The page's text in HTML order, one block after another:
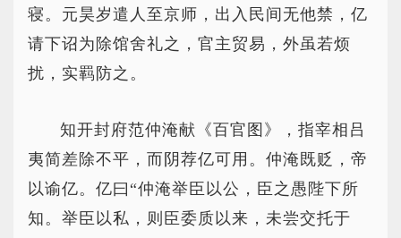
寝。元昊岁遣人至京师，出入民间无他禁，亿
请下诏为除馆舍礼之，官主贸易，外虽若烦
扰，实羁防之。
知开封府范仲淹献《百官图》，指宰相吕
夷简差除不平，而阴荐亿可用。仲淹既贬，帝
以谕亿。亿曰“仲淹举臣以公，臣之愚陛下所
知。举臣以私，则臣委质以来，未尝交托于